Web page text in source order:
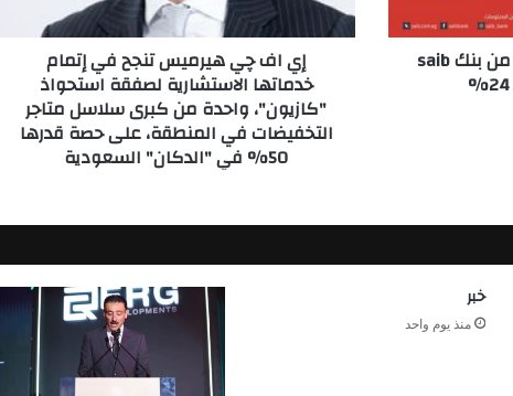
حساب توفير "سيطرة بلس" من بنك saib
خدماتها
الاستشارية
استحواذ
"كازيون"،
واحدة
في
إي اف چي هيرميس تنجح في إتمام
خدماتها الاستشارية لصفقة استحواذ
"كازيون"، واحدة من كبرى سلاسل متاجر
التخفيضات في المنطقة، على حصة قدرها
50% في "الدكان" السعودية
خبر
منذ يوم واحد